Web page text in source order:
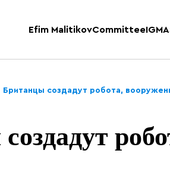
Efim MalitikovCommittee
Британцы создадут робота,